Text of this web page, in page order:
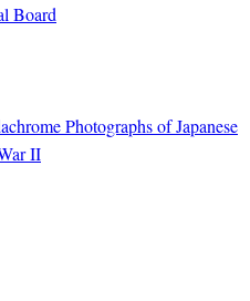
Board
Photographs of Japanese
II